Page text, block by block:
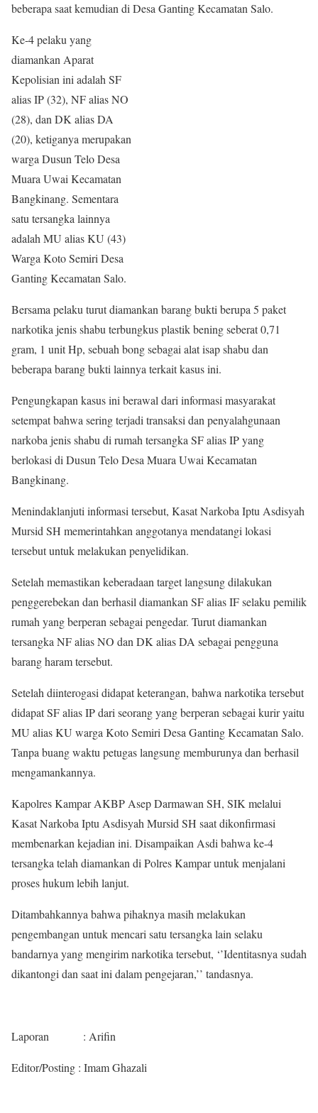
beberapa saat kemudian di Desa Ganting Kecamatan Salo.
Ke-4 pelaku yang
diamankan Aparat
Kepolisian ini adalah SF
alias IP (32), NF alias NO
(28), dan DK alias DA
(20), ketiganya merupakan
warga Dusun Telo Desa
Muara Uwai Kecamatan
Bangkinang. Sementara
satu tersangka lainnya
adalah MU alias KU (43)
Warga Koto Semiri Desa
Ganting Kecamatan Salo.
Bersama pelaku turut diamankan barang bukti berupa 5 paket
narkotika jenis shabu terbungkus plastik bening seberat 0,71
gram, 1 unit Hp, sebuah bong sebagai alat isap shabu dan
beberapa barang bukti lainnya terkait kasus ini.
Pengungkapan kasus ini berawal dari informasi masyarakat
setempat bahwa sering terjadi transaksi dan penyalahgunaan
narkoba jenis shabu di rumah tersangka SF alias IP yang
berlokasi di Dusun Telo Desa Muara Uwai Kecamatan
Bangkinang.
Menindaklanjuti informasi tersebut, Kasat Narkoba Iptu Asdisyah
Mursid SH memerintahkan anggotanya mendatangi lokasi
tersebut untuk melakukan penyelidikan.
Setelah memastikan keberadaan target langsung dilakukan
penggerebekan dan berhasil diamankan SF alias IF selaku pemilik
rumah yang berperan sebagai pengedar. Turut diamankan
tersangka NF alias NO dan DK alias DA sebagai pengguna
barang haram tersebut.
Setelah diinterogasi didapat keterangan, bahwa narkotika tersebut
didapat SF alias IP dari seorang yang berperan sebagai kurir yaitu
MU alias KU warga Koto Semiri Desa Ganting Kecamatan Salo.
Tanpa buang waktu petugas langsung memburunya dan berhasil
mengamankannya.
Kapolres Kampar AKBP Asep Darmawan SH, SIK melalui
Kasat Narkoba Iptu Asdisyah Mursid SH saat dikonfirmasi
membenarkan kejadian ini. Disampaikan Asdi bahwa ke-4
tersangka telah diamankan di Polres Kampar untuk menjalani
proses hukum lebih lanjut.
Ditambahkannya bahwa pihaknya masih melakukan
pengembangan untuk mencari satu tersangka lain selaku
bandarnya yang mengirim narkotika tersebut, ‘’Identitasnya sudah
dikantongi dan saat ini dalam pengejaran,’’ tandasnya.
Laporan : Arifin
Editor/Posting : Imam Ghazali